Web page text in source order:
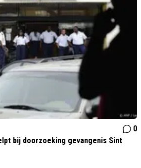
0
bij doorzoeking gevangenis Sint